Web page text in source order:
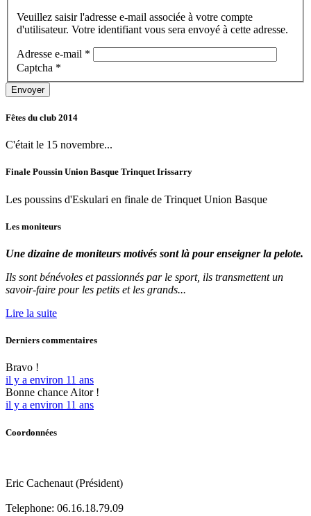
Veuillez saisir l'adresse e-mail associée à votre compte
d'utilisateur. Votre identifiant vous sera envoyé à cette adresse.
Adresse e-mail *
Captcha *
Envoyer
Fêtes du club 2014
C'était le 15 novembre...
Finale Poussin Union Basque Trinquet Irissarry
Les poussins d'Eskulari en finale de Trinquet Union Basque
Les moniteurs
Une dizaine de moniteurs motivés sont là pour enseigner la pelote.
Ils sont bénévoles et passionnés par le sport, ils transmettent un
savoir-faire pour les petits et les grands...
Lire la suite
Derniers commentaires
Bravo !
il y a environ 11 ans
Bonne chance Aitor !
il y a environ 11 ans
Coordonnées
Eric Cachenaut (Président)
Telephone: 06.16.18.79.09